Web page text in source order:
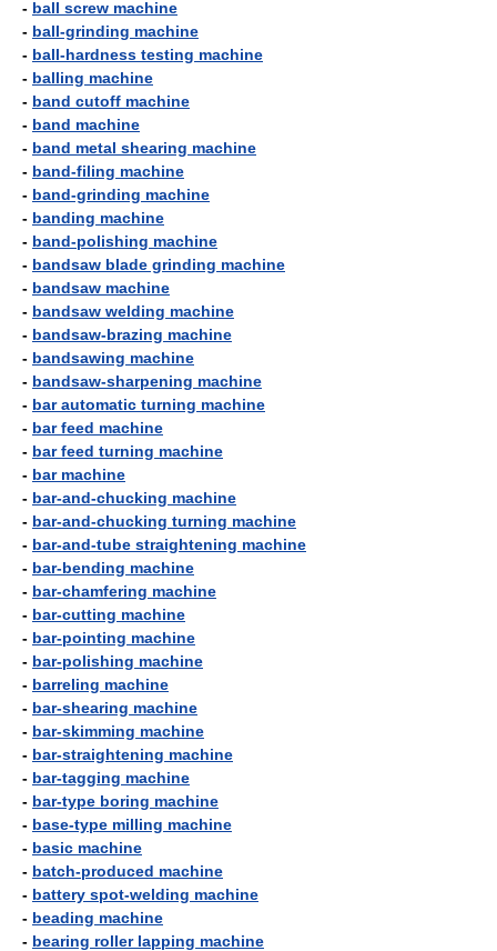
- ball screw machine
- ball-grinding machine
- ball-hardness testing machine
- balling machine
- band cutoff machine
- band machine
- band metal shearing machine
- band-filing machine
- band-grinding machine
- banding machine
- band-polishing machine
- bandsaw blade grinding machine
- bandsaw machine
- bandsaw welding machine
- bandsaw-brazing machine
- bandsawing machine
- bandsaw-sharpening machine
- bar automatic turning machine
- bar feed machine
- bar feed turning machine
- bar machine
- bar-and-chucking machine
- bar-and-chucking turning machine
- bar-and-tube straightening machine
- bar-bending machine
- bar-chamfering machine
- bar-cutting machine
- bar-pointing machine
- bar-polishing machine
- barreling machine
- bar-shearing machine
- bar-skimming machine
- bar-straightening machine
- bar-tagging machine
- bar-type boring machine
- base-type milling machine
- basic machine
- batch-produced machine
- battery spot-welding machine
- beading machine
- bearing roller lapping machine